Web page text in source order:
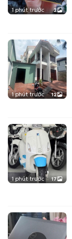
1 phút trước 2
1 phút trước 12
1 phút trước 17